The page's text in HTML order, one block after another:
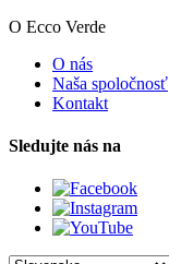
O Ecco Verde
O nás
Naša spoločnosť
Kontakt
Sledujte nás na